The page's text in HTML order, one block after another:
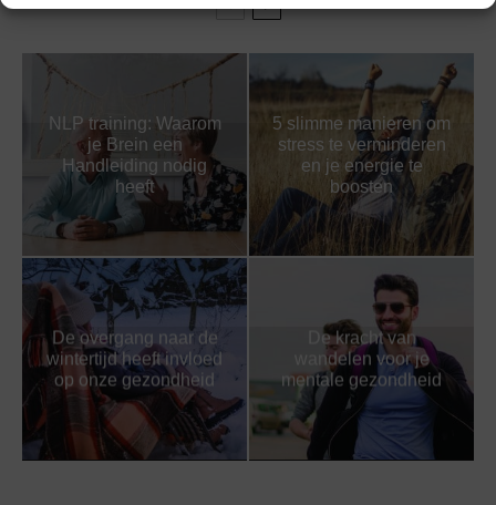
NLP training: Waarom
je Brein een
Handleiding nodig
heeft
5 slimme manieren om
stress te verminderen
en je energie te
boosten
De overgang naar de
wintertijd heeft invloed
op onze gezondheid
De kracht van
wandelen voor je
mentale gezondheid